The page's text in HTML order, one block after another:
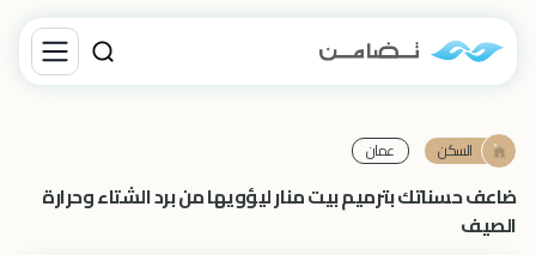
السكن عمان
ضاعف حسناتك بترميم بيت منار ليؤويها من برد الشتاء وحرارة
الصيف